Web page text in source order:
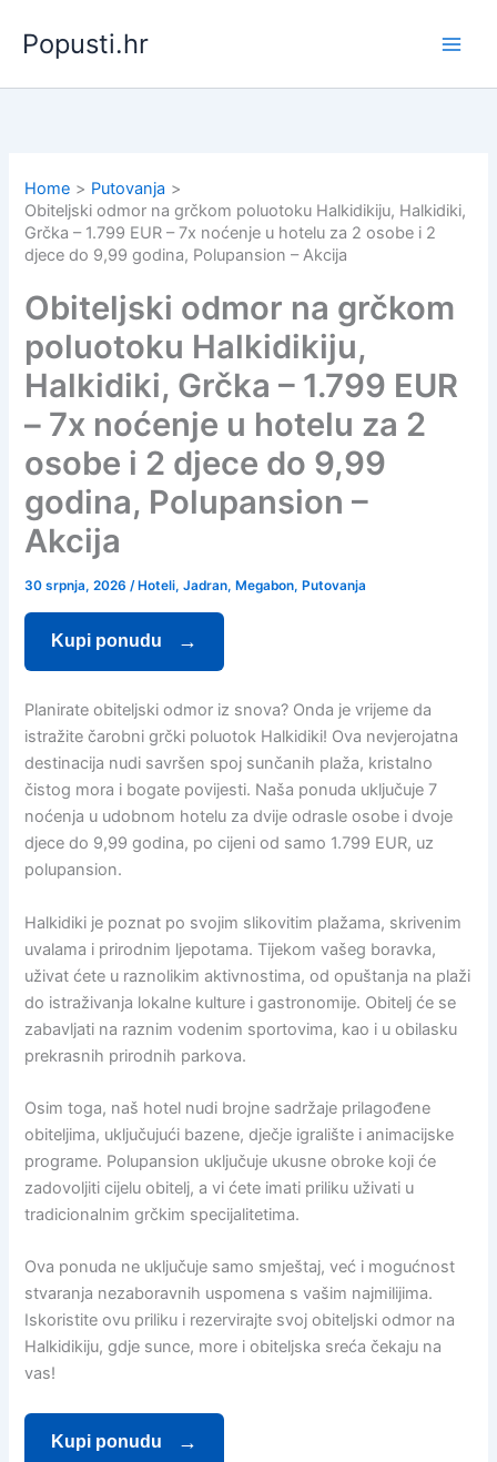
content
Popusti.hr
Home
Putovanja
Obiteljski odmor na grčkom poluotoku Halkidikiju, Halkidiki,
Grčka – 1.799 EUR – 7x noćenje u hotelu za 2 osobe i 2
djece do 9,99 godina, Polupansion – Akcija
Obiteljski odmor na grčkom
poluotoku Halkidikiju,
Halkidiki, Grčka – 1.799 EUR
– 7x noćenje u hotelu za 2
osobe i 2 djece do 9,99
godina, Polupansion –
Akcija
30 srpnja, 2026/ Hoteli,Jadran, Megabon, Putovanja
Kupi ponudu
Planirate obiteljski odmor iz snova? Onda je vrijeme da
istražite čarobni grčki poluotok Halkidiki! Ova nevjerojatna
destinacija nudi savršen spoj sunčanih plaža, kristalno
čistog mora i bogate povijesti. Naša ponuda uključuje 7
noćenja u udobnom hotelu za dvije odrasle osobe i dvoje
djece do 9,99 godina, po cijeni od samo 1.799 EUR, uz
polupansion.
Halkidiki je poznat po svojim slikovitim plažama, skrivenim
uvalama i prirodnim ljepotama. Tijekom vašeg boravka,
uživat ćete u raznolikim aktivnostima, od opuštanja na plaži
do istraživanja lokalne kulture i gastronomije. Obitelj će se
zabavljati na raznim vodenim sportovima, kao i u obilasku
prekrasnih prirodnih parkova.
Osim toga, naš hotel nudi brojne sadržaje prilagođene
obiteljima, uključujući bazene, dječje igralište i animacijske
programe. Polupansion uključuje ukusne obroke koji će
zadovoljiti cijelu obitelj, a vi ćete imati priliku uživati u
tradicionalnim grčkim specijalitetima.
Ova ponuda ne uključuje samo smještaj, već i mogućnost
stvaranja nezaboravnih uspomena s vašim najmilijima.
Iskoristite ovu priliku i rezervirajte svoj obiteljski odmor na
Halkidikiju, gdje sunce, more i obiteljska sreća čekaju na
vas!
Kupi ponudu